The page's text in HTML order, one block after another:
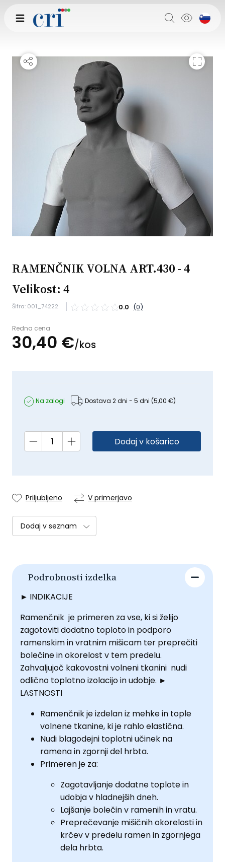
RAMENČNIK VOLNA ART.430 - 4
Velikost: 4
Šifra: 001_74222 0.0 (0)
Redna cena
30,40 €/kos
Na zalogi Dostava 2 dni - 5 dni (5,00 €)
Dodaj v košarico
Priljubljeno V primerjavo
Dodaj v seznam
Podrobnosti izdelka
► INDIKACIJE
Ramenčnik je primeren za vse, ki si želijo
zagotoviti dodatno toploto in podporo
ramenskim in vratnim mišicam ter preprečiti
bolečine in okorelost v tem predelu.
Zahvaljujoč kakovostni volneni tkanini nudi
odlično toplotno izolacijo in udobje. ►
LASTNOSTI
Ramenčnik je izdelan iz mehke in tople
volnene tkanine, ki je rahlo elastična.
Nudi blagodejni toplotni učinek na
ramena in zgornji del hrbta.
Primeren je za:
Zagotavljanje dodatne toplote in
udobja v hladnejših dneh.
Lajšanje bolečin v ramenih in vratu.
Preprečevanje mišičnih okorelosti in
krčev v predelu ramen in zgornjega
dela hrbta.